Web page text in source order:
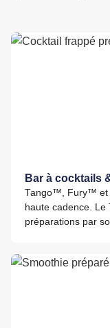
Bar à cocktails
Tango™, Fury™ et
haute cadence.
préparations par